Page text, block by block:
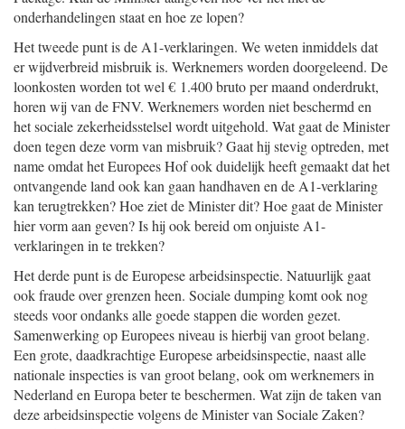
onderhandelingen staat en hoe ze lopen?
Het tweede punt is de A1-verklaringen. We weten inmiddels dat
er wijdverbreid misbruik is. Werknemers worden doorgeleend. De
loonkosten worden tot wel € 1.400 bruto per maand onderdrukt,
horen wij van de FNV. Werknemers worden niet beschermd en
het sociale zekerheidsstelsel wordt uitgehold. Wat gaat de Minister
doen tegen deze vorm van misbruik? Gaat hij stevig optreden, met
name omdat het Europees Hof ook duidelijk heeft gemaakt dat het
ontvangende land ook kan gaan handhaven en de A1-verklaring
kan terugtrekken? Hoe ziet de Minister dit? Hoe gaat de Minister
hier vorm aan geven? Is hij ook bereid om onjuiste A1-
verklaringen in te trekken?
Het derde punt is de Europese arbeidsinspectie. Natuurlijk gaat
ook fraude over grenzen heen. Sociale dumping komt ook nog
steeds voor ondanks alle goede stappen die worden gezet.
Samenwerking op Europees niveau is hierbij van groot belang.
Een grote, daadkrachtige Europese arbeidsinspectie, naast alle
nationale inspecties is van groot belang, ook om werknemers in
Nederland en Europa beter te beschermen. Wat zijn de taken van
deze arbeidsinspectie volgens de Minister van Sociale Zaken?